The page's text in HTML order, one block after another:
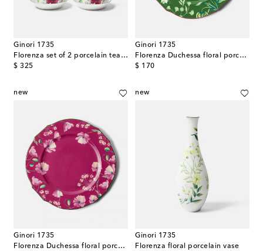
Ginori 1735
Florenza set of 2 porcelain tea cups and saucers
$ 325
original price
Ginori 1735
Florenza Duchessa floral porcelain charger plate
$ 170
original price
new
Ginori 1735
Florenza Duchessa floral porcelain charger plate
new
Ginori 1735
Florenza floral porcelain vase